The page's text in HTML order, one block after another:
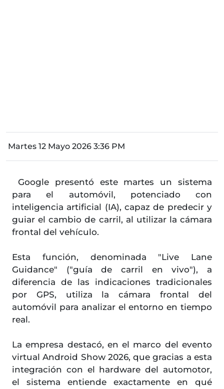
Martes 12 Mayo 2026 3:36 PM
Google presentó este martes un sistema
para el automóvil, potenciado con
inteligencia artificial (IA), capaz de predecir y
guiar el cambio de carril, al utilizar la cámara
frontal del vehículo.
Esta función, denominada "Live Lane
Guidance" ("guía de carril en vivo"), a
diferencia de las indicaciones tradicionales
por GPS, utiliza la cámara frontal del
automóvil para analizar el entorno en tiempo
real.
La empresa destacó, en el marco del evento
virtual Android Show 2026, que gracias a esta
integración con el hardware del automotor,
el sistema entiende exactamente en qué